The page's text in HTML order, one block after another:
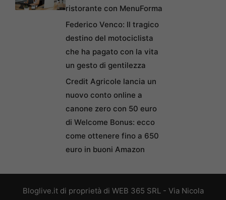
ristorante con MenuForma
Federico Venco: Il tragico
destino del motociclista
che ha pagato con la vita
un gesto di gentilezza
Credit Agricole lancia un
nuovo conto online a
canone zero con 50 euro
di Welcome Bonus: ecco
come ottenere fino a 650
euro in buoni Amazon
Bloglive.it di proprietà di WEB 365 SRL - Via Nicola